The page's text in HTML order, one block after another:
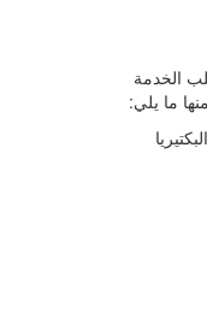
الخدمة
ما يلي: